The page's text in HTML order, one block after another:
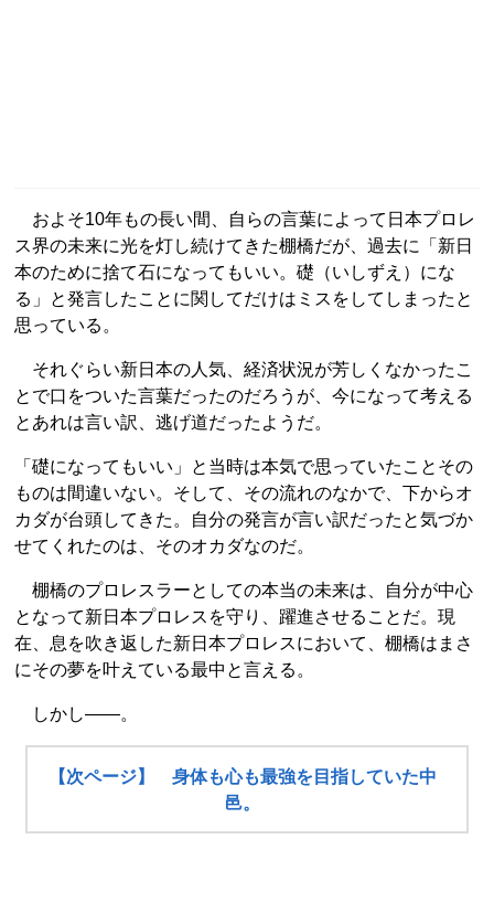
およそ10年もの長い間、自らの言葉によって日本プロレ
ス界の未来に光を灯し続けてきた棚橋だが、過去に「新日
本のために捨て石になってもいい。礎（いしずえ）にな
る」と発言したことに関してだけはミスをしてしまったと
思っている。
それぐらい新日本の人気、経済状況が芳しくなかったこ
とで口をついた言葉だったのだろうが、今になって考える
とあれは言い訳、逃げ道だったようだ。
「礎になってもいい」と当時は本気で思っていたことその
ものは間違いない。そして、その流れのなかで、下からオ
カダが台頭してきた。自分の発言が言い訳だったと気づか
せてくれたのは、そのオカダなのだ。
棚橋のプロレスラーとしての本当の未来は、自分が中心
となって新日本プロレスを守り、躍進させることだ。現
在、息を吹き返した新日本プロレスにおいて、棚橋はまさ
にその夢を叶えている最中と言える。
しかし――。
【次ページ】 身体も心も最強を目指していた中
邑。